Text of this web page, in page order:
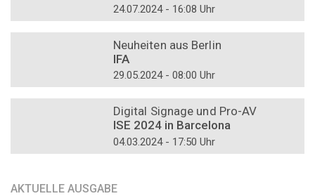
24.07.2024 - 16:08 Uhr
Neuheiten aus Berlin
IFA
29.05.2024 - 08:00 Uhr
Digital Signage und Pro-AV
ISE 2024 in Barcelona
04.03.2024 - 17:50 Uhr
AKTUELLE AUSGABE